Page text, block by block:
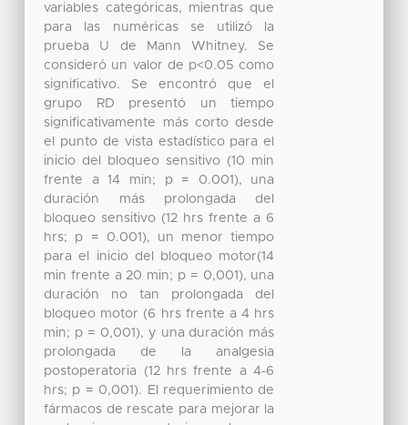
variables categóricas, mientras que
para las numéricas se utilizó la
prueba U de Mann Whitney. Se
consideró un valor de p<0.05 como
significativo. Se encontró que el
grupo RD presentó un tiempo
significativamente más corto desde
el punto de vista estadístico para el
inicio del bloqueo sensitivo (10 min
frente a 14 min; p = 0.001), una
duración más prolongada del
bloqueo sensitivo (12 hrs frente a 6
hrs; p = 0.001), un menor tiempo
para el inicio del bloqueo motor(14
min frente a 20 min; p = 0,001), una
duración no tan prolongada del
bloqueo motor (6 hrs frente a 4 hrs
min; p = 0,001), y una duración más
prolongada de la analgesia
postoperatoria (12 hrs frente a 4-6
hrs; p = 0,001). El requerimiento de
fármacos de rescate para mejorar la